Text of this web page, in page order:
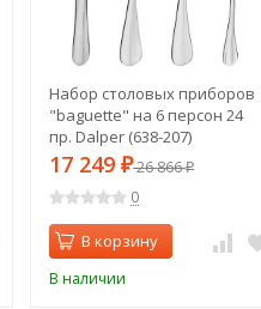
Набор столовых приборов
"baguette" на 6 персон 24
пр. Dalper (638-207)
17 249₽26 866₽
0
В корзину
В наличии